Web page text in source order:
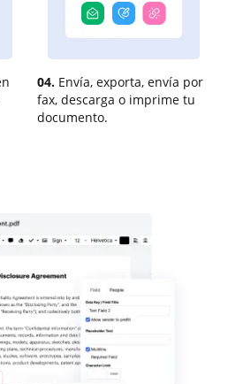
04. Envía, exporta, envía por
fax, descarga o imprime tu
documento.